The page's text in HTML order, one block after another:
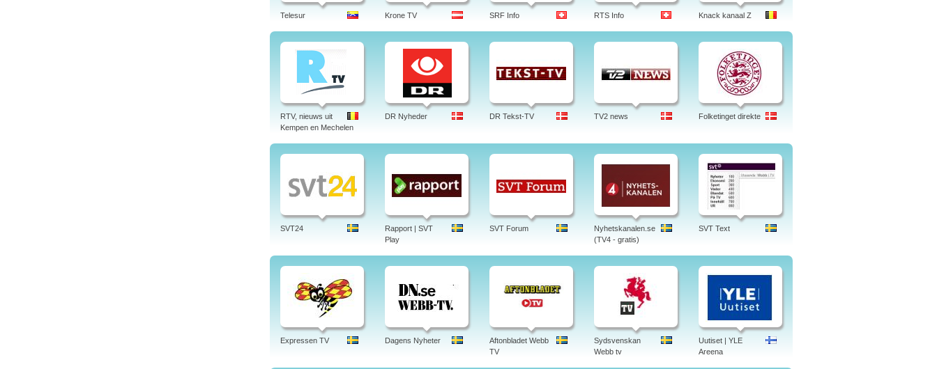
Telesur Krone TV SRF Info RTS Info Knack kanaal Z
RTV, nieuws uit
Kempen en Mechelen
DR Nyheder DR Tekst-TV TV2 news Folketinget direkte
SVT24
Rapport | SVT
Play
SVT Forum
Nyhetskanalen.se
(TV4 - gratis)
SVT Text
Expressen TV Dagens Nyheter
Aftonbladet Webb
TV
Sydsvenskan
Webb tv
Uutiset | YLE
Areena